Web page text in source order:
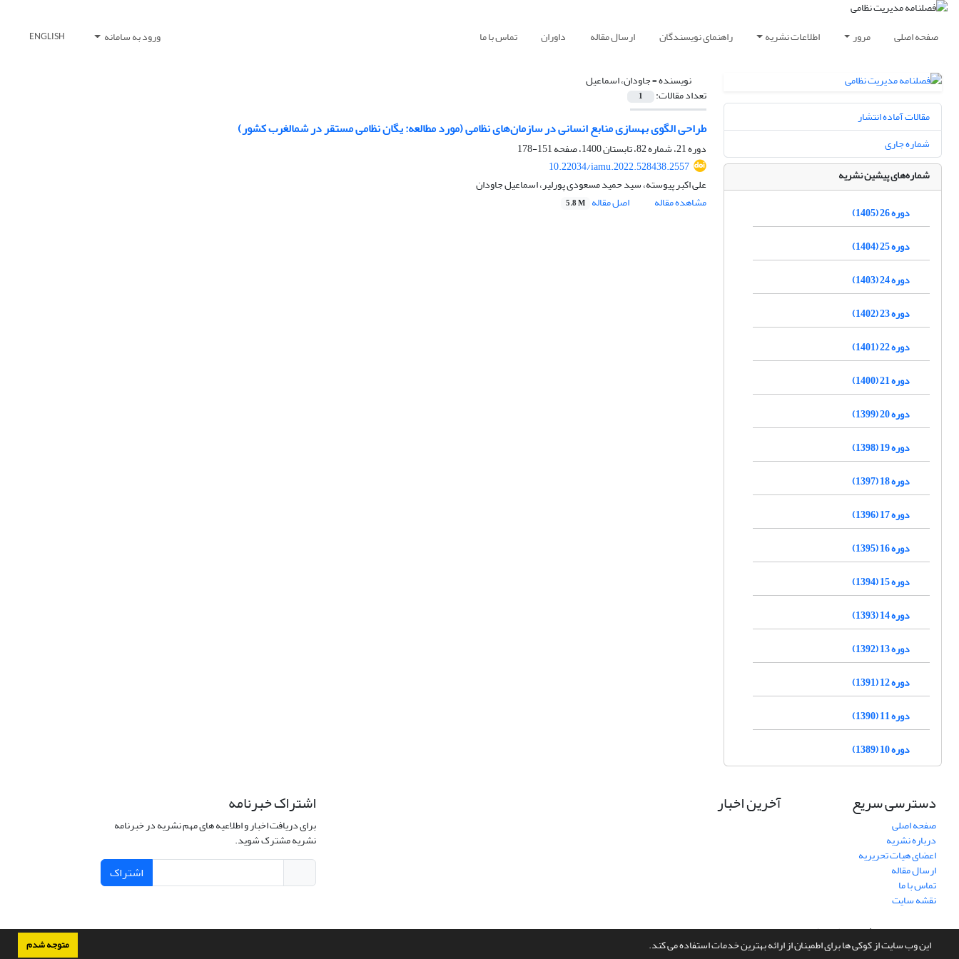
این وب سایت از کوکی ها برای اطمینان از ارائه بهترین خدمات استفاده می کند. متوجه شدم
صفحه اصلی مرور اطلاعات نشریه راهنمای نویسندگان ارسال مقاله داوران تماس با ما ورود به سامانه ENGLISH
نویسنده =جاودان، اسماعیل
تعداد مقالات: 1
طراحی الگوی بهسازی منابع انسانی در سازمان‌های نظامی (مورد مطالعه: یگان نظامی مستقر در شمالغرب کشور)
دوره 21، شماره 82، تابستان 1400، صفحه
151-178
10.22034/iamu.2022.528438.2557
علی اکبر پیوسته، سید حمید مسعودی پورلیر، اسماعیل جاودان
مشاهده مقاله
اصل مقاله 5.8 M
مقالات آماده انتشار
شماره جاری
شماره‌های پیشین نشریه
دوره 26 (1405)
دوره 25 (1404)
دوره 24 (1403)
دوره 23 (1402)
دوره 22 (1401)
دوره 21 (1400)
دوره 20 (1399)
دوره 19 (1398)
دوره 18 (1397)
دوره 17 (1396)
دوره 16 (1395)
دوره 15 (1394)
دوره 14 (1393)
دوره 13 (1392)
دوره 12 (1391)
دوره 11 (1390)
دوره 10 (1389)
دسترسی سریع
صفحه اصلی
درباره نشریه
اعضای هیات تحریریه
ارسال مقاله
تماس با ما
نقشه سایت
آخرین اخبار اشتراک خبرنامه
برای دریافت اخبار و اطلاعیه های مهم نشریه در خبرنامه
نشریه مشترک شوید.
اشتراک
سامانه مدیریت نشریات علمی.طراحی و پیاده سازی ازسیناوب